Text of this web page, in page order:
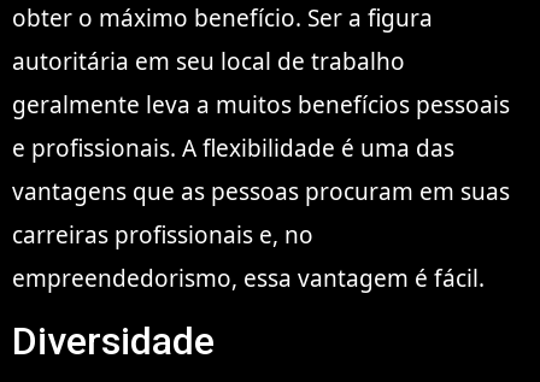
obter o máximo benefício. Ser a figura
autoritária em seu local de trabalho
geralmente leva a muitos benefícios pessoais
e profissionais. A flexibilidade é uma das
vantagens que as pessoas procuram em suas
carreiras profissionais e, no
empreendedorismo, essa vantagem é fácil.
Diversidade